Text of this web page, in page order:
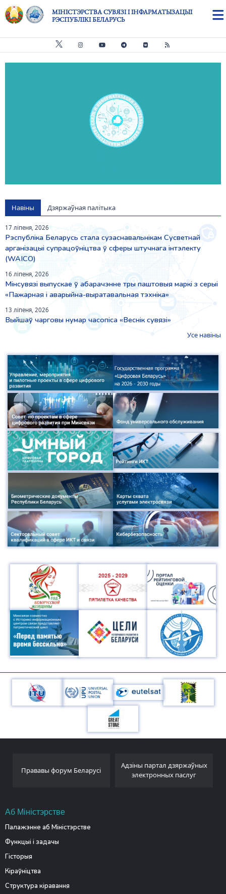
Skip to main content
МІНІСТЭРСТВА СУВЯЗІ І ІНФАРМАТЫЗАЦЫІ
РЭСПУБЛІКІ БЕЛАРУСЬ
Навіны Дзяржаўная палітыка
17 ліпеня, 2026
Рэспубліка Беларусь стала сузаснавальнікам Сусветнай
арганізацыі супрацоўніцтва ў сферы штучнага інтэлекту
(WAICO)
16 ліпеня, 2026
Мінсувязі выпускае ў абарачэнне тры паштовыя маркі з серыі
«Пажарная і аварыйна-выратавальная тэхніка»
13 ліпеня, 2026
Выйшаў чарговы нумар часопіса «Веснiк сувязi»
Усе навіны
Адзіны партал дзяржаўных
электронных паслуг
Беларускае тэлеграфнае
агенцтва
Аб Міністэрстве
Палажэнне аб Міністэрстве
Функцыі і задачы
Гісторыя
Кіраўніцтва
Структура кіравання